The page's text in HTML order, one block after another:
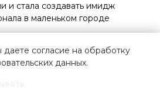
и стала создавать имидж
в маленьком городе
четыре
лекарства
согласие на обработку
данных.